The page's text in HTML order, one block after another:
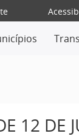
12 DE